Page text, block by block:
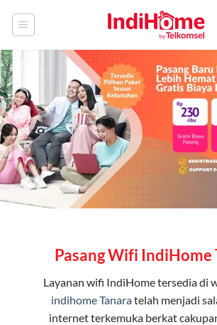
Pasang Wifi IndiHome
Layanan wifi IndiHometersedia di
indihome Tanaratelah menjadi
internet terkemuka berkat